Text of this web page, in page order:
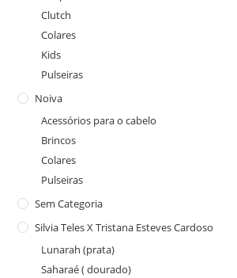
Clutch
Colares
Kids
Pulseiras
Noiva
Acessórios para o cabelo
Brincos
Colares
Pulseiras
Sem Categoria
Silvia Teles X Tristana Esteves Cardoso
Lunarah (prata)
Saharaé ( dourado)